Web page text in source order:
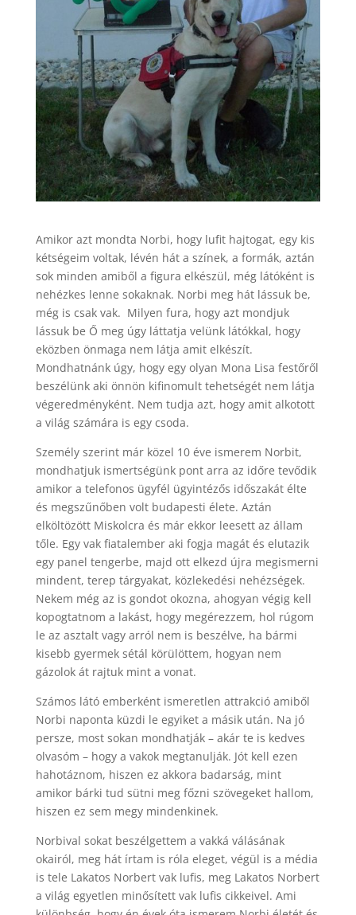
Amikor azt mondta Norbi, hogy lufit hajtogat, egy kis
kétségeim voltak, lévén hát a színek, a formák, aztán
sok minden amiből a figura elkészül, még látóként is
nehézkes lenne sokaknak. Norbi meg hát lássuk be,
még is csak vak. Milyen fura, hogy azt mondjuk
lássuk be Ő meg úgy láttatja velünk látókkal, hogy
eközben önmaga nem látja amit elkészít.
Mondhatnánk úgy, hogy egy olyan Mona Lisa festőről
beszélünk aki önnön kifinomult tehetségét nem látja
végeredményként. Nem tudja azt, hogy amit alkotott
a világ számára is egy csoda.
Személy szerint már közel 10 éve ismerem Norbit,
mondhatjuk ismertségünk pont arra az időre tevődik
amikor a telefonos ügyfél ügyintézős időszakát élte
és megszűnőben volt budapesti élete. Aztán
elköltözött Miskolcra és már ekkor leesett az állam
tőle. Egy vak fiatalember aki fogja magát és elutazik
egy panel tengerbe, majd ott elkezd újra megismerni
mindent, terep tárgyakat, közlekedési nehézségek.
Nekem még az is gondot okozna, ahogyan végig kell
kopogtatnom a lakást, hogy megérezzem, hol rúgom
le az asztalt vagy arról nem is beszélve, ha bármi
kisebb gyermek sétál körülöttem, hogyan nem
gázolok át rajtuk mint a vonat.
Számos látó emberként ismeretlen attrakció amiből
Norbi naponta küzdi le egyiket a másik után. Na jó
persze, most sokan mondhatják – akár te is kedves
olvasóm – hogy a vakok megtanulják. Jót kell ezen
hahotáznom, hiszen ez akkora badarság, mint
amikor bárki tud sütni meg főzni szövegeket hallom,
hiszen ez sem megy mindenkinek.
Norbival sokat beszélgettem a vakká válásának
okairól, meg hát írtam is róla eleget, végül is a média
is tele Lakatos Norbert vak lufis, meg Lakatos Norbert
a világ egyetlen minősített vak lufis cikkeivel. Ami